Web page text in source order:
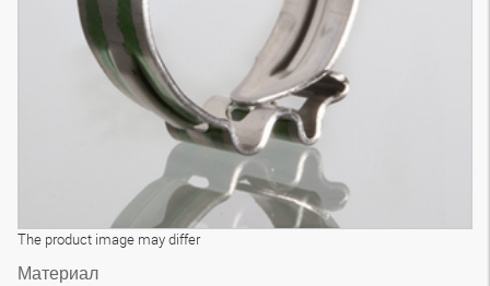
The product image may differ
Материал